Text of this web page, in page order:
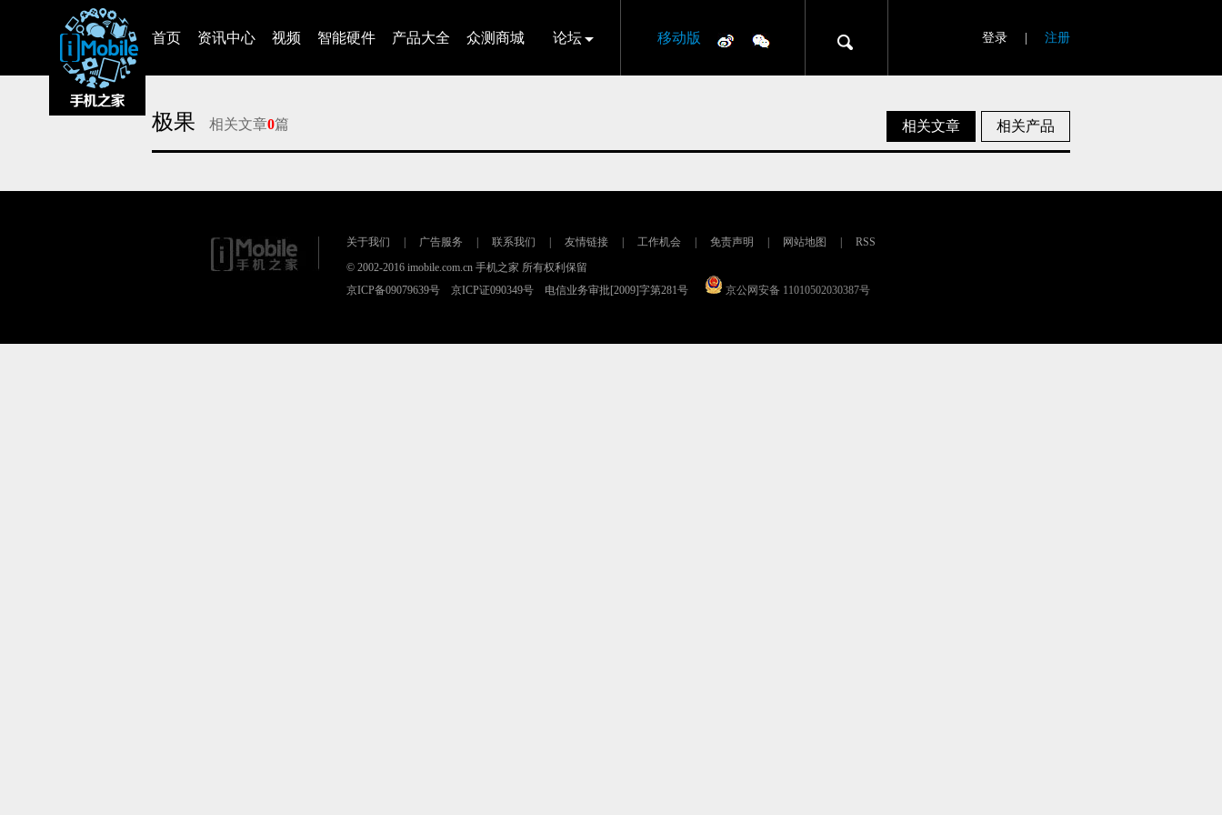
首页 资讯中心 视频 智能硬件 产品大全 众测商城 论坛 移动版 登录 注册
极果 相关文章0篇 相关产品
相关文章
关于我们 广告服务 联系我们 友情链接 工作机会 免责声明 网站地图
RSS
© 2002-2016 imobile.com.cn 手机之家 所有权利保留
京ICP备09079639号 京ICP证090349号 电信业务审批[2009]字第281号
京公网安备 11010502030387号